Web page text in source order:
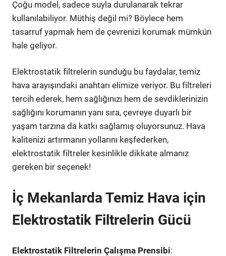
Çoğu model, sadece suyla durulanarak tekrar
kullanılabiliyor. Müthiş değil mi? Böylece hem
tasarruf yapmak hem de çevrenizi korumak mümkün
hale geliyor.
Elektrostatik filtrelerin sunduğu bu faydalar, temiz
hava arayışındaki anahtarı elimize veriyor. Bu filtreleri
tercih ederek, hem sağlığınızı hem de sevdiklerinizin
sağlığını korumanın yanı sıra, çevreye duyarlı bir
yaşam tarzına da katkı sağlamış oluyorsunuz. Hava
kalitenizi artırmanın yollarını keşfederken,
elektrostatik filtreler kesinlikle dikkate almanız
gereken bir seçenek!
İç Mekanlarda Temiz Hava için
Elektrostatik Filtrelerin Gücü
Elektrostatik Filtrelerin Çalışma Prensibi: